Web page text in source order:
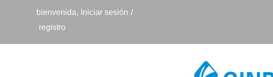
bienvenida, Iniciar sesión /
registro